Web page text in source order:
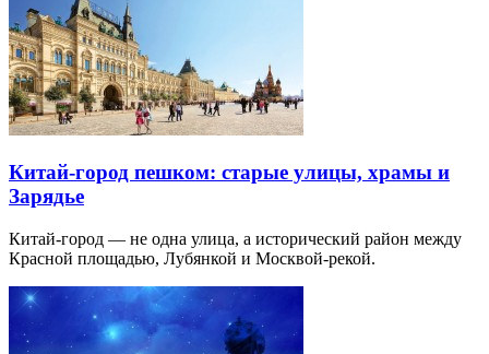
Китай-город пешком: старые улицы, храмы и
Зарядье
Китай-город — не одна улица, а исторический район между
Красной площадью, Лубянкой и Москвой-рекой.